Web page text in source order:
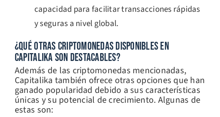
capacidad para facilitar transacciones rápidas
y seguras a nivel global.
¿QUÉ OTRAS CRIPTOMONEDAS DISPONIBLES EN
CAPITALIKA SON DESTACABLES?
Además de las criptomonedas mencionadas,
Capitalika también ofrece otras opciones que han
ganado popularidad debido a sus características
únicas y su potencial de crecimiento. Algunas de
estas son: